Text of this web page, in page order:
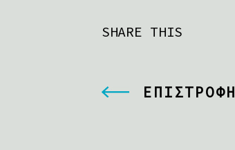
SHARE THIS
ΕΠΙΣΤΡΟΦΗ